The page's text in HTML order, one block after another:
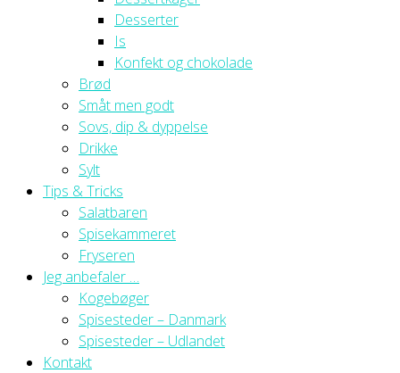
Desserter
Is
Konfekt og chokolade
Brød
Småt men godt
Sovs, dip & dyppelse
Drikke
Sylt
Tips & Tricks
Salatbaren
Spisekammeret
Fryseren
Jeg anbefaler …
Kogebøger
Spisesteder – Danmark
Spisesteder – Udlandet
Kontakt